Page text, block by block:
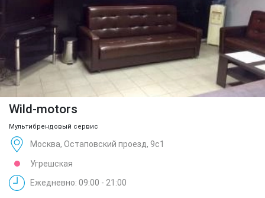
Wild-motors
Мультибрендовый сервис
Москва, Остаповский проезд, 9с1
Угрешская
Ежедневно: 09:00 - 21:00